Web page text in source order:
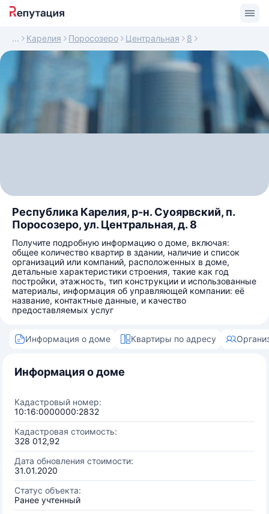
Карелия Поросозеро Центральная 8
Республика Карелия, р-н. Суоярвский, п.
Поросозеро, ул. Центральная, д. 8
Получите подробную информацию о доме, включая:
общее количество квартир в здании, наличие и список
организаций или компаний, расположенных в доме,
детальные характеристики строения, такие как год
постройки, этажность, тип конструкции и использованные
материалы, информация об управляющей компании: её
название, контактные данные, и качество
предоставляемых услуг
Информация о доме Квартиры по адресу
Информация о доме
Кадастровый номер:
10:16:0000000:2832
Кадастровая стоимость:
328 012,92
Дата обновления стоимости:
31.01.2020
Статус объекта:
Ранее учтенный